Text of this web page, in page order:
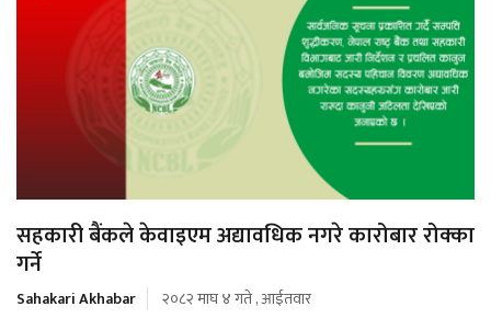
सहकारी बैंकले केवाइएम अद्यावधिक नगरे कारोबार रोक्का
गर्ने
Sahakari Akhabar
२०८२ माघ ४ गते , आईतवार